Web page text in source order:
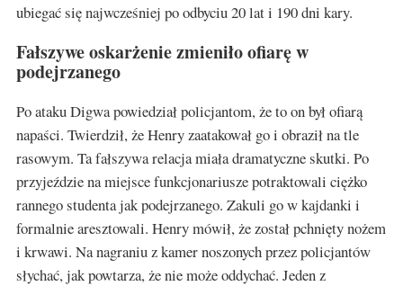
ubiegać się najwcześniej po odbyciu 20 lat i 190 dni kary.
Fałszywe oskarżenie zmieniło ofiarę w
podejrzanego
Po ataku Digwa powiedział policjantom, że to on był ofiarą
napaści. Twierdził, że Henry zaatakował go i obraził na tle
rasowym. Ta fałszywa relacja miała dramatyczne skutki. Po
przyjeździe na miejsce funkcjonariusze potraktowali ciężko
rannego studenta jak podejrzanego. Zakuli go w kajdanki i
formalnie aresztowali. Henry mówił, że został pchnięty nożem
i krwawi. Na nagraniu z kamer noszonych przez policjantów
słychać, jak powtarza, że nie może oddychać. Jeden z